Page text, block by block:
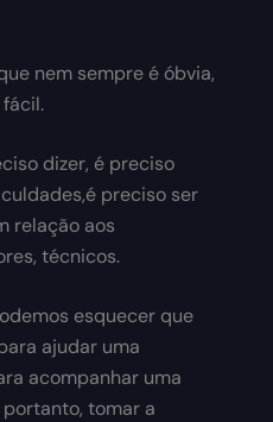
nem sempre é óbvia,
dizer, é preciso
preciso ser
relação aos
técnicos.
esquecer que
ajudar uma
acompanhar uma
portanto, tomar a